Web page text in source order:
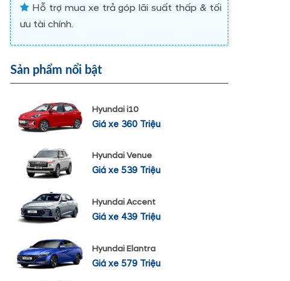
Hỗ trợ mua xe trả góp lãi suất thấp & tối
ưu tài chính.
Sản phẩm nổi bật
Hyundai i10
Giá xe 360 Triệu
Hyundai Venue
Giá xe 539 Triệu
Hyundai Accent
Giá xe 439 Triệu
Hyundai Elantra
Giá xe 579 Triệu